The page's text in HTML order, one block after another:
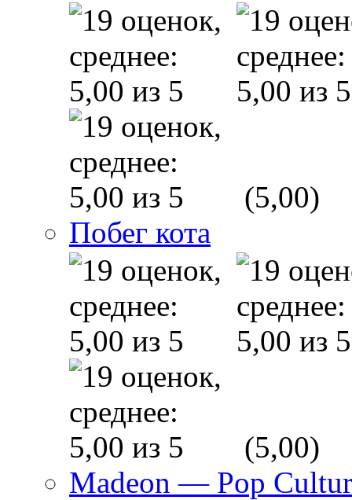
(5,00)
Побег кота
(5,00)
Madeon — Pop